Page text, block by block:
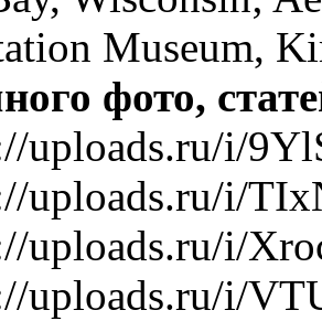
Museum,
фото,
uploads.ru/i/
uploads.ru/i/
uploads.ru/i/
uploads.ru/i/